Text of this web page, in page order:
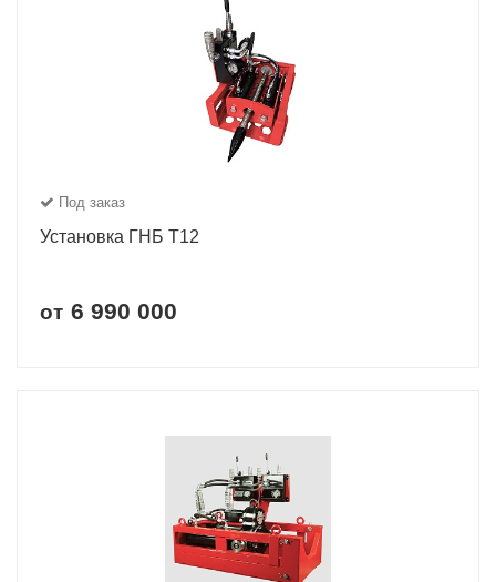
Под заказ
Установка ГНБ Т12
от 6 990 000